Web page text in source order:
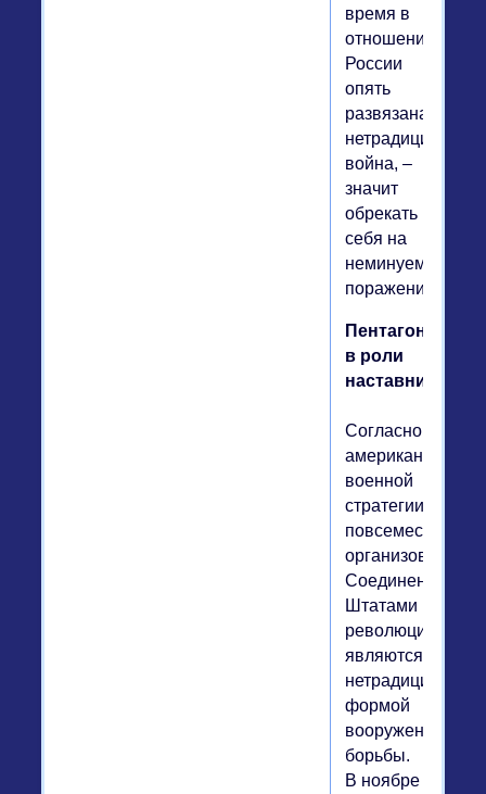
время в
отношении
России
опять
развязана
нетрадиционная
война, –
значит
обрекать
себя на
неминуемое
поражение.
Пентагон
в роли
наставника
Согласно
американской
военной
стратегии
повсеместно
организованные
Соединенными
Штатами
революции
являются
нетрадиционной
формой
вооруженной
борьбы.
В ноябре